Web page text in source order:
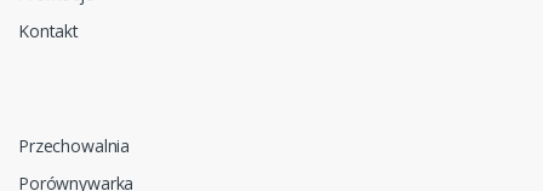
Kontakt
Przechowalnia
Porównywarka